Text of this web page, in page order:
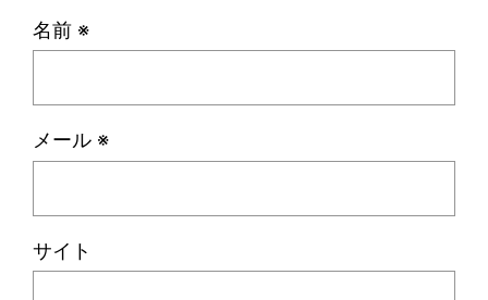
名前 ※
メール ※
サイト